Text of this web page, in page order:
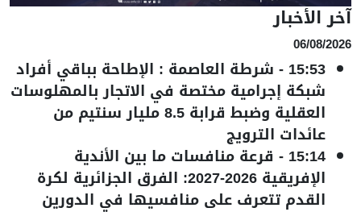
آخر الأخبار
06/08/2026
15:53
- شرطة العاصمة : الإطاحة بباقي أفراد
شبكة إجرامية مختصة في الاتجار بالمهلوسات
العقلية وضبط قرابة 8.5 مليار سنتيم من
عائدات الترويج
15:14
- قرعة منافسات ما بين الأندية
الإفريقية 2026-2027: الفرق الجزائرية لكرة
القدم تتعرف على منافسيها في الدورين